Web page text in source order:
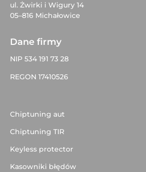
ul. Żwirki i Wigury 14
05–816 Michałowice
Dane firmy
NIP 534 191 73 28
REGON 17410526
Chiptuning aut
Chiptuning TIR
Keyless protector
Kasowniki błędów